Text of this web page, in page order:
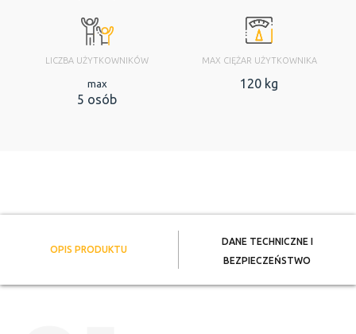
LICZBA UŻYTKOWNIKÓW
max
5 osób
MAX CIĘŻAR UŻYTKOWNIKA
120 kg
OPIS PRODUKTU
DANE TECHNICZNE I
BEZPIECZEŃSTWO